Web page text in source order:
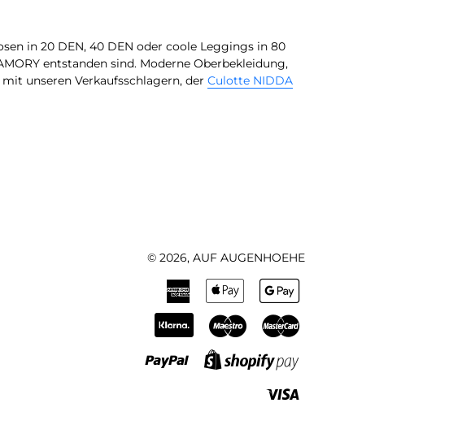
in 20 DEN, 40 DEN oder coole Leggings in 80
entstanden sind. Moderne Oberbekleidung,
unseren Verkaufsschlagern, der Culotte NIDDA
© 2026, AUF AUGENHOEHE
American
Express
Apple
Pay
Pay
Klarna
Maestro Master
Paypal
Shopify